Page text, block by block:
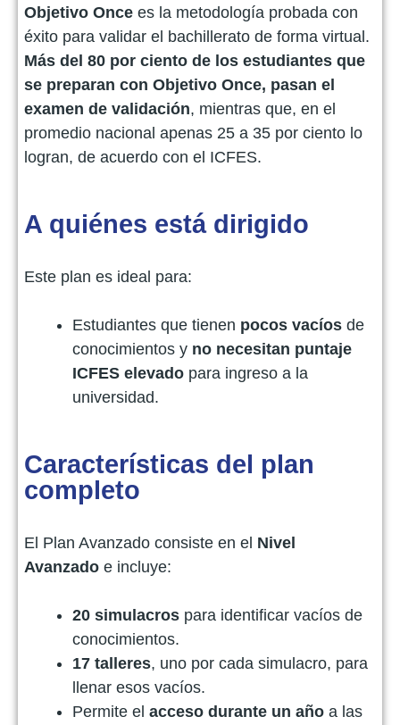
Objetivo Once es la metodología probada con
éxito para validar el bachillerato de forma virtual.
Más del 80 por ciento de los estudiantes que
se preparan con Objetivo Once, pasan el
examen de validación, mientras que, en el
promedio nacional apenas 25 a 35 por ciento lo
logran, de acuerdo con el ICFES.
A quiénes está dirigido
Este plan es ideal para:
Estudiantes que tienen pocos vacíos de
conocimientos y no necesitan puntaje
ICFES elevado para ingreso a la
universidad.
Características del plan
completo
El Plan Avanzado consiste en el Nivel
Avanzado e incluye:
20 simulacros para identificar vacíos de
conocimientos.
17 talleres, uno por cada simulacro, para
llenar esos vacíos.
Permite el acceso durante un año a las